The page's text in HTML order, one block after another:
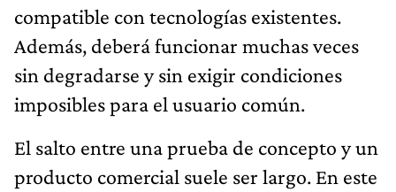
compatible con tecnologías existentes.
Además, deberá funcionar muchas veces
sin degradarse y sin exigir condiciones
imposibles para el usuario común.
El salto entre una prueba de concepto y un
producto comercial suele ser largo. En este